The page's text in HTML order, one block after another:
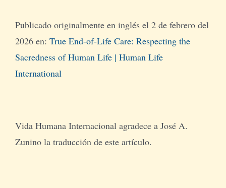
Publicado originalmente en inglés el 2 de febrero del
2026 en: True End-of-Life Care: Respecting the
Sacredness of Human Life | Human Life
International
Vida Humana Internacional agradece a José A.
Zunino la traducción de este artículo.